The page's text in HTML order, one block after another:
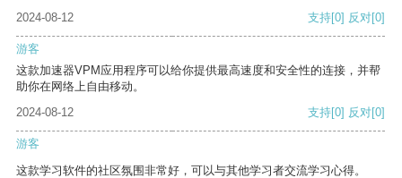
2024-08-12
支持[0] 反对[0]
游客
这款加速器VPM应用程序可以给你提供最高速度和安全性的连接，并帮
助你在网络上自由移动。
2024-08-12
支持[0] 反对[0]
游客
这款学习软件的社区氛围非常好，可以与其他学习者交流学习心得。